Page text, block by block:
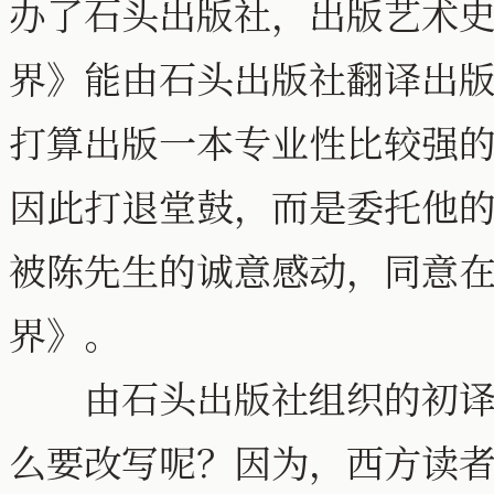
办了石头出版社，出版艺术
界》能由石头出版社翻译出
打算出版一本专业性比较强
因此打退堂鼓，而是委托他
被陈先生的诚意感动，同意
界》。
由石头出版社组织的初译
么要改写呢？因为，西方读